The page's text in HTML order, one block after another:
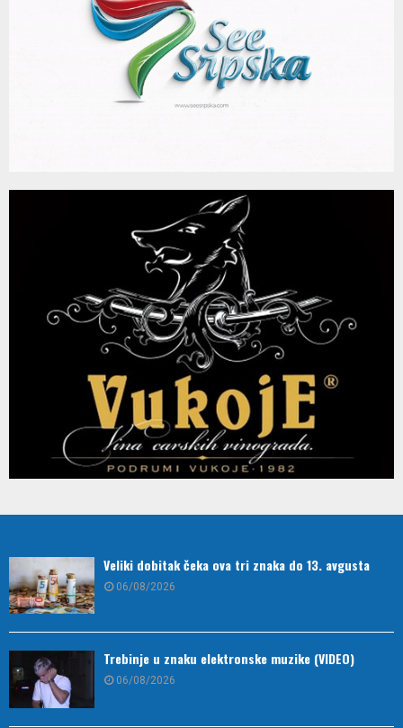
Veliki dobitak čeka ova tri znaka do 13. avgusta
06/08/2026
Trebinje u znaku elektronske muzike (VIDEO)
06/08/2026